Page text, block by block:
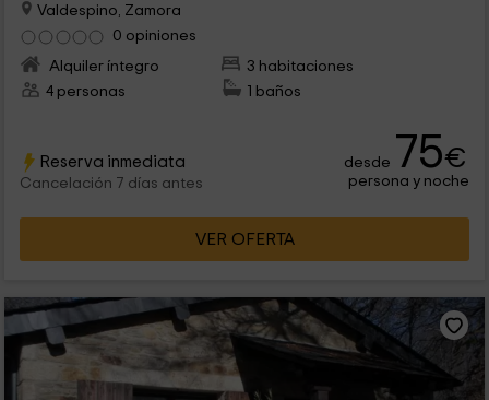
Valdespino, Zamora
0 opiniones
Alquiler íntegro
3 habitaciones
4 personas
1 baños
Reserva inmediata
Cancelación 7 días antes
desde 75€
persona y noche
VER OFERTA